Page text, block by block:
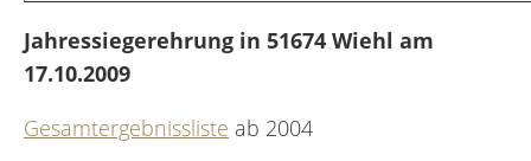
Jahressiegerehrung in 51674 Wiehl am
17.10.2009
Gesamtergebnissliste ab 2004